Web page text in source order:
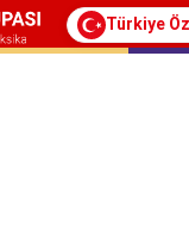
Türkiye